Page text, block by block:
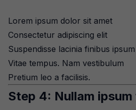
Lorem ipsum dolor sit amet
Consectetur adipiscing elit
Suspendisse lacinia finibus ipsum
Vitae tempus. Nam vestibulum
Pretium leo a facilisis.
Step 4: Nullam